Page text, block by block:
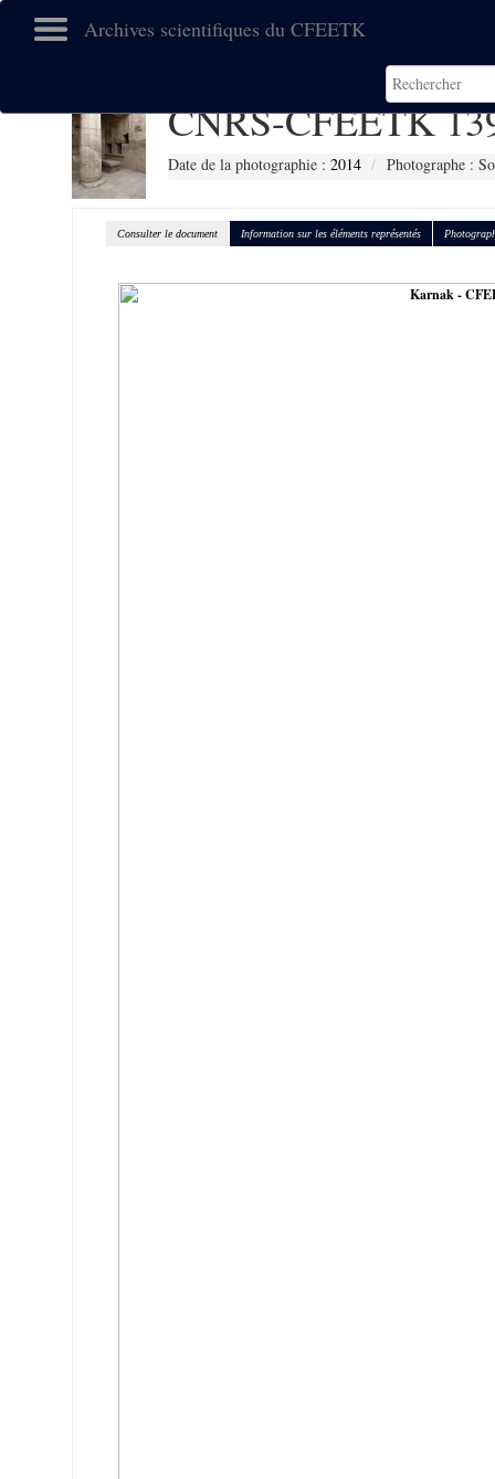
Archives scientifiques du CFEETK
CNRS-CFEETK
Date de la photographie : 2014 Photographe :
Consulter le document Information sur les éléments représentés